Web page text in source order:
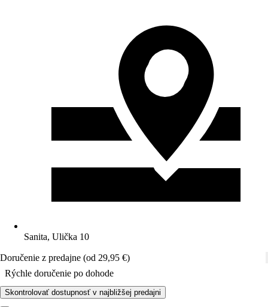
Sanita, Ulička 10
Doručenie z predajne (od 29,95 €)
Rýchle doručenie po dohode
Skontrolovať dostupnosť v najbližšej predajni